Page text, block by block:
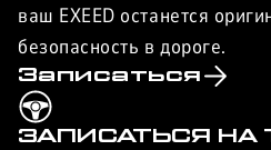
ваш EXEED останется
безопасность в дороге.
Записаться
ЗАПИСАТЬСЯ НА